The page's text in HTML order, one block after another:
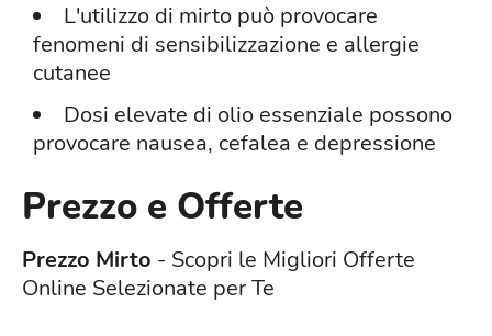
L'utilizzo di mirto può provocare
fenomeni di sensibilizzazione e allergie
cutanee
Dosi elevate di olio essenziale possono
provocare nausea, cefalea e depressione
Prezzo e Offerte
Prezzo Mirto - Scopri le Migliori Offerte
Online Selezionate per Te